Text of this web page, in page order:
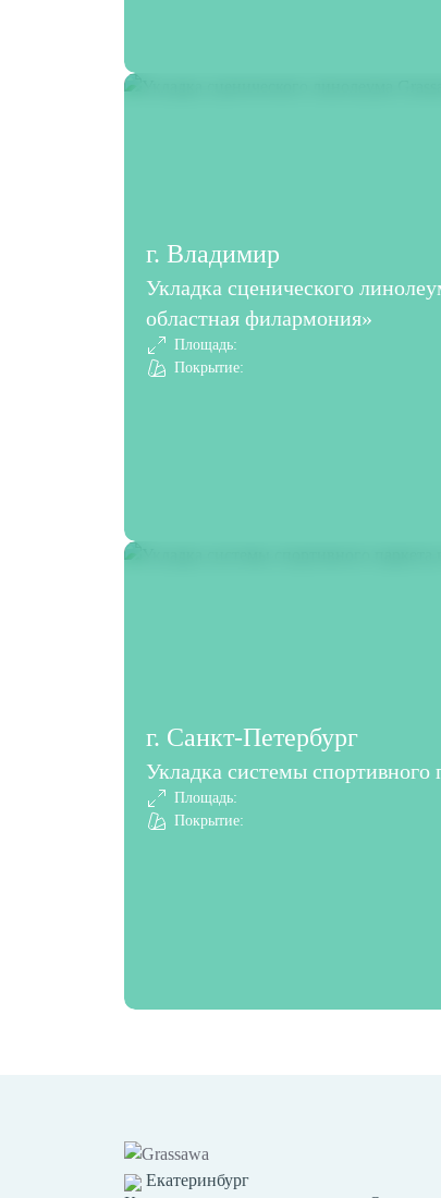
г. Владимир
Укладка сценического
областная филармония»
Площадь:
Покрытие:
г. Санкт-Петербург
Укладка системы спортивного
Площадь:
Покрытие:
Екатеринбург